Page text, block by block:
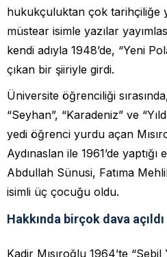
hukukçuluktan çok tarihçiliğe
müstear isimle yazılar
kendi adıyla 1948’de, “Yeni
çıkan bir şiiriyle girdi.
Üniversite öğrenciliği
“Seyhan”, “Karadeniz” ve
yedi öğrenci yurdu açan
Aydınaslan ile 1961’de yaptığı
Abdullah Sünusi, Fatıma
isimli üç çocuğu oldu.
Hakkında birçok dava açıldı
Kadir Mısıroğlu 1964’te